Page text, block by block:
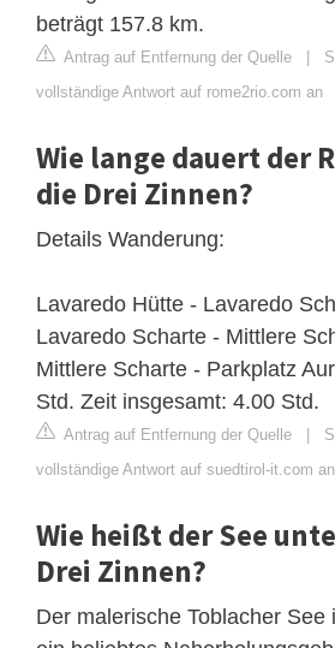
beträgt 157.8 km.
Antrag auf Entfernung der Quelle |
vollständige Antwort auf rome2rio.com an
Wie lange dauert der
die Drei Zinnen?
Details Wanderung:
Lavaredo Hütte - Lavaredo
Lavaredo Scharte - Mittlere
Mittlere Scharte - Parkplatz
Std. Zeit insgesamt: 4.00 Std.
Antrag auf Entfernung der Quelle |
vollständige Antwort auf suedtirol-it.com an
Wie heißt der See
Drei Zinnen?
Der malerische Toblacher See